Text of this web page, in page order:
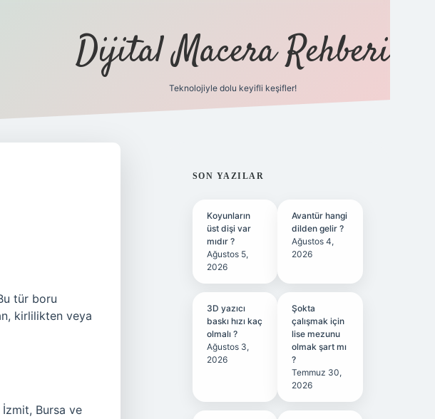
Dijital Macera Rehberi
Teknolojiyle dolu keyifli keşifler!
tür boru
kirlilikten veya
İzmit, Bursa ve
SIDEBAR
SON YAZILAR
Koyunların
üst dişi var
mıdır ?
Ağustos 5,
2026
Avantür hangi
dilden gelir ?
Ağustos 4,
2026
3D yazıcı
baskı hızı kaç
olmalı ?
Ağustos 3,
2026
Şokta
çalışmak için
lise mezunu
olmak şart mı
?
Temmuz 30,
2026